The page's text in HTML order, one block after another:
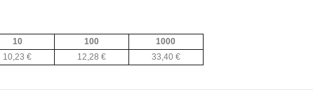
10 100 1000
10,23 € 12,28 € 33,40 €